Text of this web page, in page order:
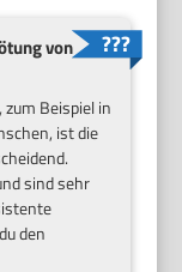
von
Beispiel in
ist die
sind sehr
den